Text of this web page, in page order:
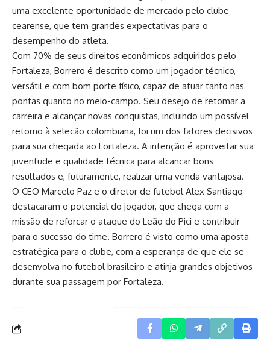
uma excelente oportunidade de mercado pelo clube
cearense, que tem grandes expectativas para o
desempenho do atleta.
Com 70% de seus direitos econômicos adquiridos pelo
Fortaleza, Borrero é descrito como um jogador técnico,
versátil e com bom porte físico, capaz de atuar tanto nas
pontas quanto no meio-campo. Seu desejo de retomar a
carreira e alcançar novas conquistas, incluindo um possível
retorno à seleção colombiana, foi um dos fatores decisivos
para sua chegada ao Fortaleza. A intenção é aproveitar sua
juventude e qualidade técnica para alcançar bons
resultados e, futuramente, realizar uma venda vantajosa.
O CEO Marcelo Paz e o diretor de futebol Alex Santiago
destacaram o potencial do jogador, que chega com a
missão de reforçar o ataque do Leão do Pici e contribuir
para o sucesso do time. Borrero é visto como uma aposta
estratégica para o clube, com a esperança de que ele se
desenvolva no futebol brasileiro e atinja grandes objetivos
durante sua passagem por Fortaleza.